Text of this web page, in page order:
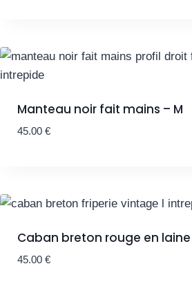
Manteau noir fait mains – M
45.00 €
Caban breton rouge en laine
45.00 €